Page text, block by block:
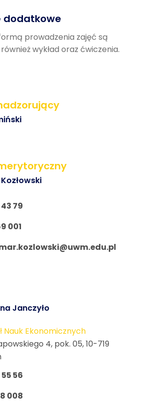
dodatkowe
prowadzenia zajęć są
wykład oraz ćwiczenia.
79
001
Janczyło
Nauk Ekonomicznych
4, pok. 05, 10-719
56
008